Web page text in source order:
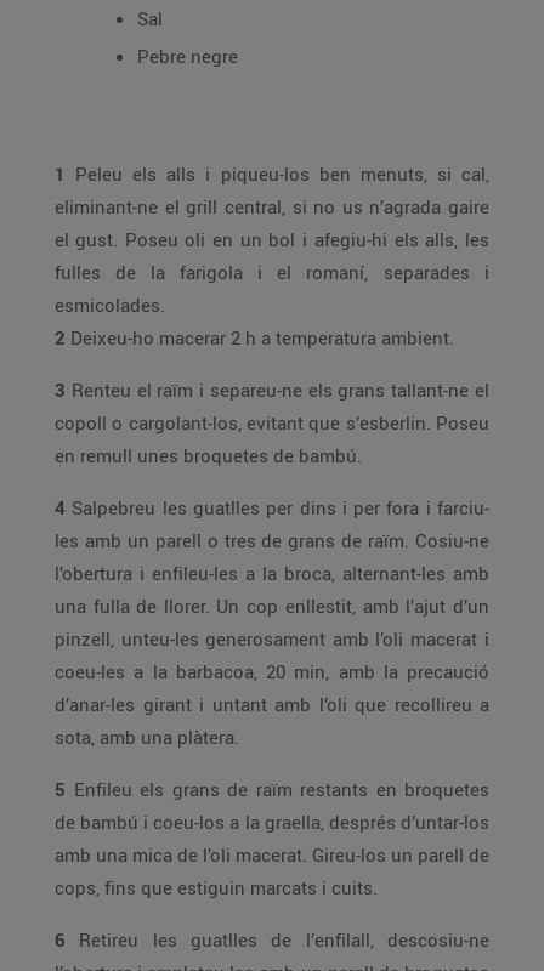
Sal
Pebre negre
1 Peleu els alls i piqueu-los ben menuts, si cal,
eliminant-ne el grill central, si no us n’agrada gaire
el gust. Poseu oli en un bol i afegiu-hi els alls, les
fulles de la farigola i el romaní, separades i
esmicolades.
2 Deixeu-ho macerar 2 h a temperatura ambient.
3 Renteu el raïm i separeu-ne els grans tallant-ne el
copoll o cargolant-los, evitant que s’esberlin. Poseu
en remull unes broquetes de bambú.
4 Salpebreu les guatlles per dins i per fora i farciu-
les amb un parell o tres de grans de raïm. Cosiu-ne
l’obertura i enfileu-les a la broca, alternant-les amb
una fulla de llorer. Un cop enllestit, amb l’ajut d’un
pinzell, unteu-les generosament amb l’oli macerat i
coeu-les a la barbacoa, 20 min, amb la precaució
d’anar-les girant i untant amb l’oli que recollireu a
sota, amb una plàtera.
5 Enfileu els grans de raïm restants en broquetes
de bambú i coeu-los a la graella, després d’untar-los
amb una mica de l’oli macerat. Gireu-los un parell de
cops, fins que estiguin marcats i cuits.
6 Retireu les guatlles de l’enfilall, descosiu-ne